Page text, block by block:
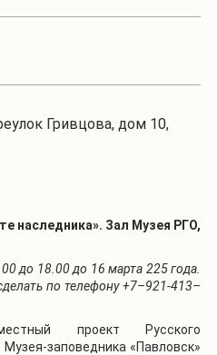
Гривцова, дом 10,
наследника». Зал Музея РГО,
до 18.00 до 16 марта 225 года.
по телефону +7–921-413–
проект Русского
заповедника «Павловск»